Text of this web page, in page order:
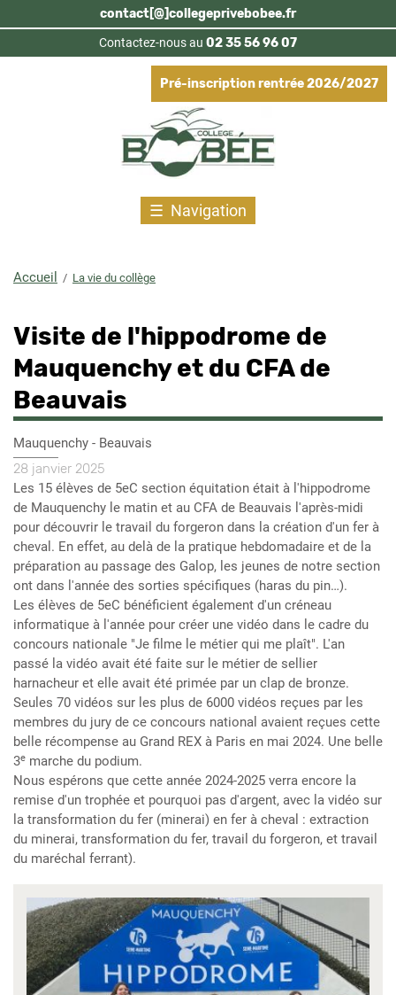
Aller
au
contenu
principal
contact[@]collegeprivebobee.fr
Contactez-nous au 02 35 56 96 07
Pré-inscription rentrée 2026/2027
Navigation
Accueil La vie du collège
Visite de l'hippodrome de
Mauquenchy et du CFA de
Beauvais
Lieu
Mauquenchy - Beauvais
Date
évènement
28 janvier 2025
Description
Les 15 élèves de 5eC section équitation était à l'hippodrome
de Mauquenchy le matin et au CFA de Beauvais l'après-midi
pour découvrir le travail du forgeron dans la création d'un fer à
cheval. En effet, au delà de la pratique hebdomadaire et de la
préparation au passage des Galop, les jeunes de notre section
ont dans l'année des sorties spécifiques (haras du pin…).
Les élèves de 5eC bénéficient également d'un créneau
informatique à l'année pour créer une vidéo dans le cadre du
concours nationale "Je filme le métier qui me plaît". L'an
passé la vidéo avait été faite sur le métier de sellier
harnacheur et elle avait été primée par un clap de bronze.
Seules 70 vidéos sur les plus de 6000 vidéos reçues par les
membres du jury de ce concours national avaient reçues cette
belle récompense au Grand REX à Paris en mai 2024. Une belle
3e marche du podium.
Nous espérons que cette année 2024-2025 verra encore la
remise d'un trophée et pourquoi pas d'argent, avec la vidéo sur
la transformation du fer (minerai) en fer à cheval : extraction
du minerai, transformation du fer, travail du forgeron, et travail
du maréchal ferrant).
Visuel(s)
évènement